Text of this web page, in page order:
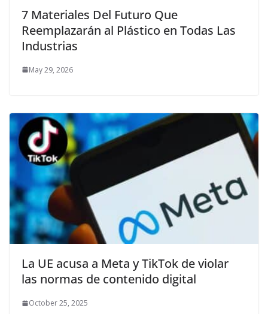
7 Materiales Del Futuro Que
Reemplazarán al Plástico en Todas Las
Industrias
May 29, 2026
La UE acusa a Meta y TikTok de violar
las normas de contenido digital
October 25, 2025